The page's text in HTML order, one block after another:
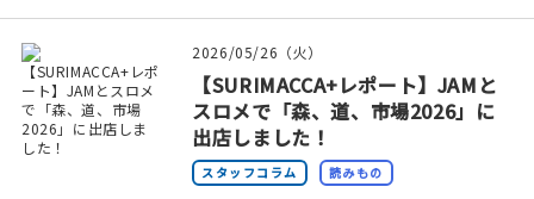
2026/05/26（火）
【SURIMACCA+レポート】JAMと
スロメで「森、道、市場2026」に
出店しました！
スタッフコラム 読みもの